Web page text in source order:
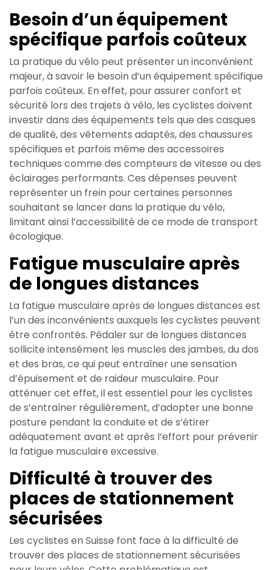
Besoin d’un équipement
spécifique parfois coûteux
La pratique du vélo peut présenter un inconvénient
majeur, à savoir le besoin d’un équipement spécifique
parfois coûteux. En effet, pour assurer confort et
sécurité lors des trajets à vélo, les cyclistes doivent
investir dans des équipements tels que des casques
de qualité, des vêtements adaptés, des chaussures
spécifiques et parfois même des accessoires
techniques comme des compteurs de vitesse ou des
éclairages performants. Ces dépenses peuvent
représenter un frein pour certaines personnes
souhaitant se lancer dans la pratique du vélo,
limitant ainsi l’accessibilité de ce mode de transport
écologique.
Fatigue musculaire après
de longues distances
La fatigue musculaire après de longues distances est
l’un des inconvénients auxquels les cyclistes peuvent
être confrontés. Pédaler sur de longues distances
sollicite intensément les muscles des jambes, du dos
et des bras, ce qui peut entraîner une sensation
d’épuisement et de raideur musculaire. Pour
atténuer cet effet, il est essentiel pour les cyclistes
de s’entraîner régulièrement, d’adopter une bonne
posture pendant la conduite et de s’étirer
adéquatement avant et après l’effort pour prévenir
la fatigue musculaire excessive.
Difficulté à trouver des
places de stationnement
sécurisées
Les cyclistes en Suisse font face à la difficulté de
trouver des places de stationnement sécurisées